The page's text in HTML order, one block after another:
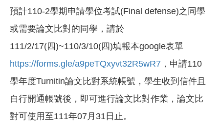
預計110-2學期申請學位考試(Final defense)之同學
或需要論文比對的同學，請於
111/2/17(四)~110/3/10(四)填報本google表單
https://forms.gle/a9peTQxyvt32R5wR7 ，申請110
學年度Turnitin論文比對系統帳號，學生收到信件且
自行開通帳號後，即可進行論文比對作業，論文比
對可使用至111年07 月31日止。